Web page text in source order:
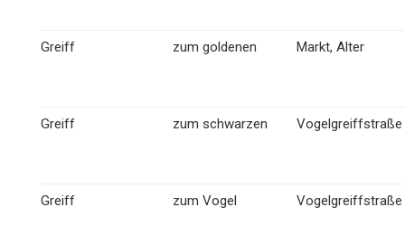
Greiff zum goldenen Markt, Alter
Greiff zum schwarzen Vogelgreiffstraße
Greiff zum Vogel Vogelgreiffstraße